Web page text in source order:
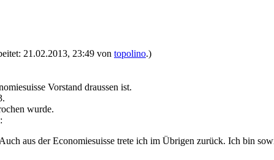
21.02.2013, 23:49 von topolino.)
Vorstand draussen ist.
wurde.
Auch aus der Economiesuisse trete ich im Übrigen zurück. Ich bin